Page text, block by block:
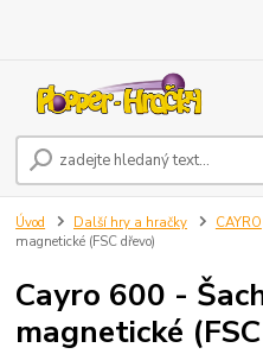
Úvod Další hry a hračky CAYRO
magnetické (FSC dřevo)
Cayro 600 -
magnetické